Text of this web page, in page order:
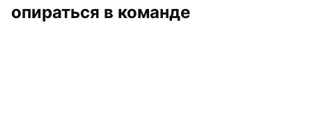
опираться в команде